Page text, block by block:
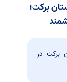
برکت؛
برکت در